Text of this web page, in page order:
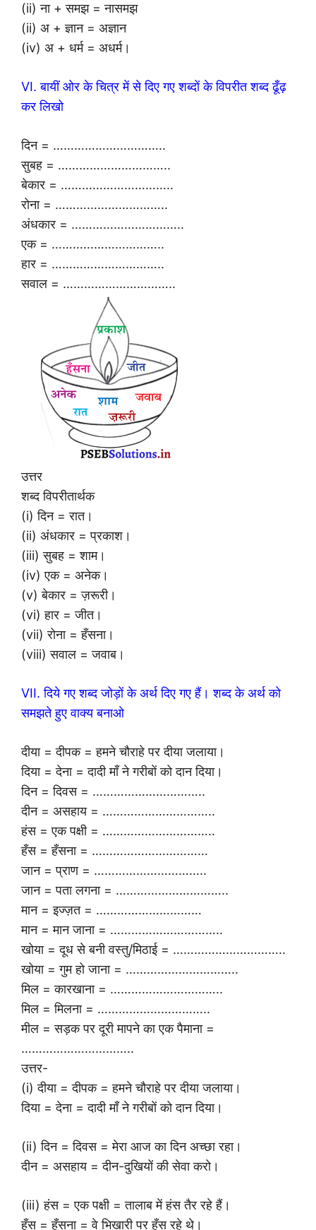
(ii) ना + समझ = नासमझ
(ii) अ + ज्ञान = अज्ञान
(iv) अ + धर्म = अधर्म।
VI. बायीं ओर के चित्र में से दिए गए शब्दों के विपरीत शब्द ढूँढ़
कर लिखो
दिन = …………………………..
सुबह = …………………………..
बेकार = …………………………..
रोना = …………………………..
अंधकार = …………………………..
एक = …………………………..
हार = …………………………..
सवाल = …………………………..
उत्तर
शब्द विपरीतार्थक
(i) दिन = रात।
(ii) अंधकार = प्रकाश।
(iii) सुबह = शाम।
(iv) एक = अनेक।
(v) बेकार = ज़रूरी।
(vi) हार = जीत।
(vii) रोना = हँसना।
(viii) सवाल = जवाब।
VII. दिये गए शब्द जोड़ों के अर्थ दिए गए हैं। शब्द के अर्थ को
समझते हुए वाक्य बनाओ
दीया = दीपक = हमने चौराहे पर दीया जलाया।
दिया = देना = दादी माँ ने गरीबों को दान दिया।
दिन = दिवस = …………………………..
दीन = असहाय = …………………………..
हंस = एक पक्षी = …………………………..
हँस = हँसना = ……………………………
जान = प्राण = …………………………..
जान = पता लगना = …………………………..
मान = इज्ज़त = …………………………
मान = मान जाना = …………………………..
खोया = दूध से बनी वस्तु/मिठाई = …………………………..
खोया = गुम हो जाना = …………………………..
मिल = कारखाना = …………………………..
मिल = मिलना = …………………………..
मील = सड़क पर दूरी मापने का एक पैमाना =
…………………………..
उत्तर-
(i) दीया = दीपक = हमने चौराहे पर दीया जलाया।
दिया = देना = दादी माँ ने गरीबों को दान दिया।
(ii) दिन = दिवस = मेरा आज का दिन अच्छा रहा।
दीन = असहाय = दीन-दुखियों की सेवा करो।
(iii) हंस = एक पक्षी = तालाब में हंस तैर रहे हैं।
हँस = हँसना = वे भिखारी पर हँस रहे थे।